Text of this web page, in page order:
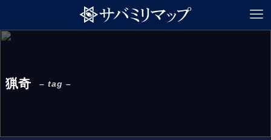
猟奇 – tag –